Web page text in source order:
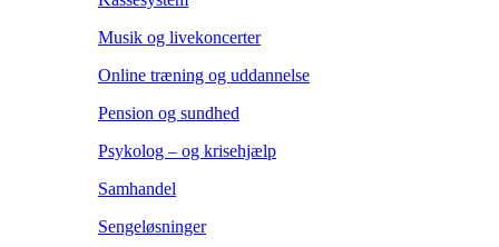
Musik og livekoncerter
Online træning og uddannelse
Pension og sundhed
Psykolog – og krisehjælp
Samhandel
Sengeløsninger